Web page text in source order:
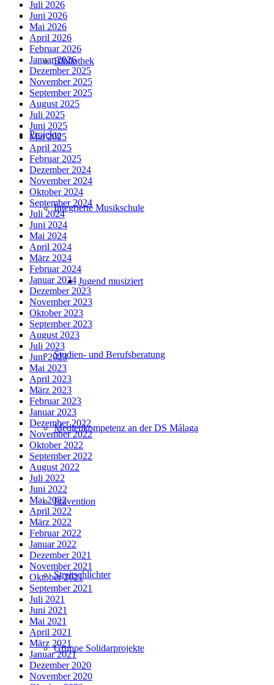
Bibliothek
Projekte
Integrierte Musikschule
Jugend musiziert
Studien- und Berufsberatung
Medienkompetenz an der DS Málaga
Prävention
Streitschlichter
Gruppe Solidarprojekte
Juli 2026
Juni 2026
Mai 2026
April 2026
Februar 2026
Januar 2026
Dezember 2025
November 2025
September 2025
August 2025
Juli 2025
Juni 2025
Mai 2025
April 2025
Februar 2025
Dezember 2024
November 2024
Oktober 2024
September 2024
Juli 2024
Juni 2024
Mai 2024
April 2024
März 2024
Februar 2024
Januar 2024
Dezember 2023
November 2023
Oktober 2023
September 2023
August 2023
Juli 2023
Juni 2023
Mai 2023
April 2023
März 2023
Februar 2023
Januar 2023
Dezember 2022
November 2022
Oktober 2022
September 2022
August 2022
Juli 2022
Juni 2022
Mai 2022
April 2022
März 2022
Februar 2022
Januar 2022
Dezember 2021
November 2021
Oktober 2021
September 2021
Juli 2021
Juni 2021
Mai 2021
April 2021
März 2021
Januar 2021
Dezember 2020
November 2020